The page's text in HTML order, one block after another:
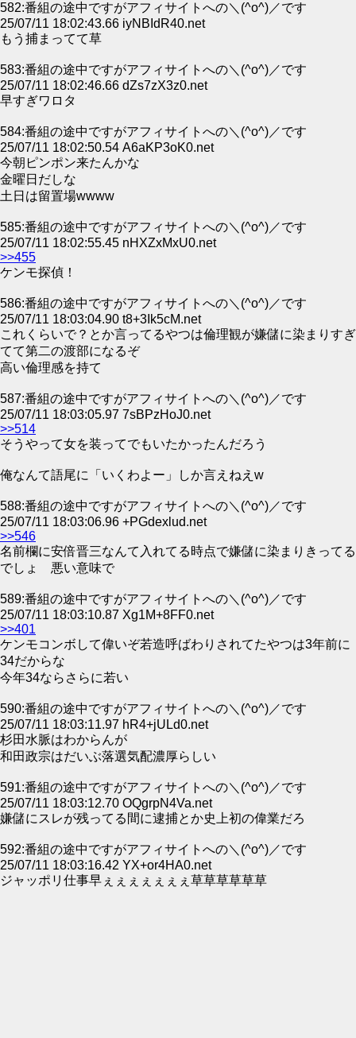
582:番組の途中ですがアフィサイトへの＼(^o^)／です
25/07/11 18:02:43.66 iyNBIdR40.net
もう捕まってて草
583:番組の途中ですがアフィサイトへの＼(^o^)／です
25/07/11 18:02:46.66 dZs7zX3z0.net
早すぎワロタ
584:番組の途中ですがアフィサイトへの＼(^o^)／です
25/07/11 18:02:50.54 A6aKP3oK0.net
今朝ピンポン来たんかな
金曜日だしな
土日は留置場wwww
585:番組の途中ですがアフィサイトへの＼(^o^)／です
25/07/11 18:02:55.45 nHXZxMxU0.net
>>455
ケンモ探偵！
586:番組の途中ですがアフィサイトへの＼(^o^)／です
25/07/11 18:03:04.90 t8+3Ik5cM.net
これくらいで？とか言ってるやつは倫理観が嫌儲に染まりすぎ
てて第二の渡部になるぞ
高い倫理感を持て
587:番組の途中ですがアフィサイトへの＼(^o^)／です
25/07/11 18:03:05.97 7sBPzHoJ0.net
>>514
そうやって女を装ってでもいたかったんだろう
俺なんて語尾に「いくわよー」しか言えねえw
588:番組の途中ですがアフィサイトへの＼(^o^)／です
25/07/11 18:03:06.96 +PGdexlud.net
>>546
名前欄に安倍晋三なんて入れてる時点で嫌儲に染まりきってる
でしょ 悪い意味で
589:番組の途中ですがアフィサイトへの＼(^o^)／です
25/07/11 18:03:10.87 Xg1M+8FF0.net
>>401
ケンモコンボして偉いぞ若造呼ばわりされてたやつは3年前に
34だからな
今年34ならさらに若い
590:番組の途中ですがアフィサイトへの＼(^o^)／です
25/07/11 18:03:11.97 hR4+jULd0.net
杉田水脈はわからんが
和田政宗はだいぶ落選気配濃厚らしい
591:番組の途中ですがアフィサイトへの＼(^o^)／です
25/07/11 18:03:12.70 OQgrpN4Va.net
嫌儲にスレが残ってる間に逮捕とか史上初の偉業だろ
592:番組の途中ですがアフィサイトへの＼(^o^)／です
25/07/11 18:03:16.42 YX+or4HA0.net
ジャッポリ仕事早ぇぇぇぇぇぇぇ草草草草草草